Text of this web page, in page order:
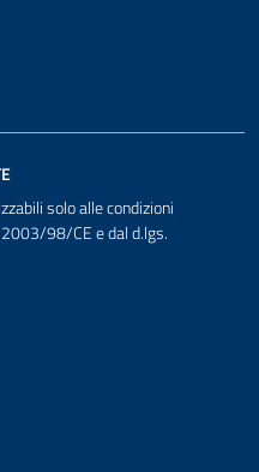
solo alle condizioni
98/CE e dal d.lgs.